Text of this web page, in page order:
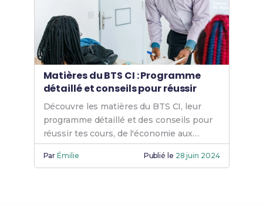
Matières du BTS CI : Programme
détaillé et conseils pour réussir
Découvre les matières du BTS CI, leur
programme détaillé et des conseils pour
réussir tes cours, de l'économie aux
langues étrangères, avec les bons
coefficients.
ParÉmilie Publié le 28 juin 2024